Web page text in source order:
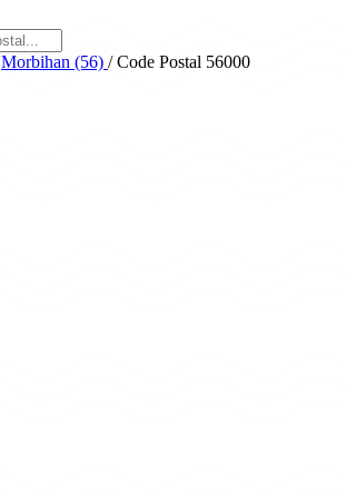
Morbihan (56) / Code Postal 56000